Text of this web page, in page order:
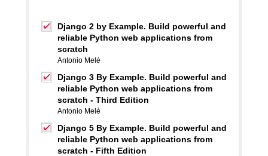
Django 2 by Example. Build powerful and
reliable Python web applications from
scratch
Antonio Melé
Django 3 By Example. Build powerful and
reliable Python web applications from
scratch - Third Edition
Antonio Melé
Django 5 By Example. Build powerful and
reliable Python web applications from
scratch - Fifth Edition